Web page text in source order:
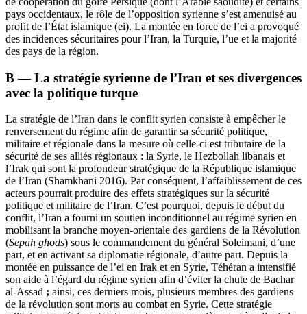
pays occidentaux, le rôle de l’opposition syrienne s’est amenuisé au
profit de l’État islamique (ei). La montée en force de l’ei a provoqué
des incidences sécuritaires pour l’Iran, la Turquie, l’ue et la majorité
des pays de la région.
B — La stratégie syrienne de l’Iran et ses divergences
avec la politique turque
La stratégie de l’Iran dans le conflit syrien consiste à empêcher le
renversement du régime afin de garantir sa sécurité politique,
militaire et régionale dans la mesure où celle-ci est tributaire de la
sécurité de ses alliés régionaux : la Syrie, le Hezbollah libanais et
l’Irak qui sont la profondeur stratégique de la République islamique
de l’Iran (Shamkhani 2016). Par conséquent, l’affaiblissement de ces
acteurs pourrait produire des effets stratégiques sur la sécurité
politique et militaire de l’Iran. C’est pourquoi, depuis le début du
conflit, l’Iran a fourni un soutien inconditionnel au régime syrien en
mobilisant la branche moyen-orientale des gardiens de la Révolution
(Sepah ghods) sous le commandement du général Soleimani, d’une
part, et en activant sa diplomatie régionale, d’autre part. Depuis la
montée en puissance de l’ei en Irak et en Syrie, Téhéran a intensifié
son aide à l’égard du régime syrien afin d’éviter la chute de Bachar
al-Assad ; ainsi, ces derniers mois, plusieurs membres des gardiens
de la révolution sont morts au combat en Syrie. Cette stratégie